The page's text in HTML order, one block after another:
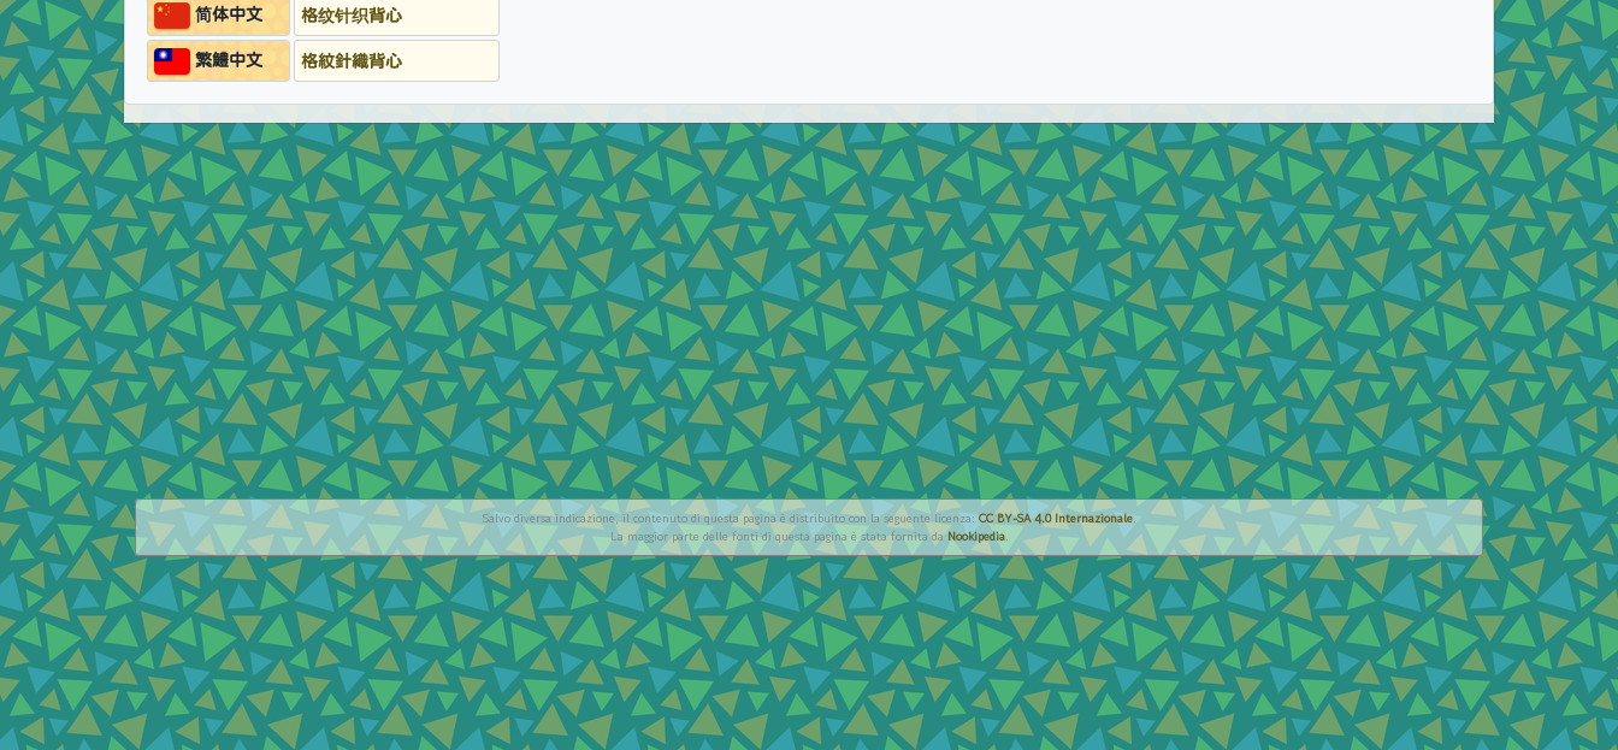
简体中文
格纹针织背心
繁鱧中文
格紋針織背心
Salvo diversa indicazione, il contenuto di questa pagina è distribuito con la seguente licenza: CC BY-SA 4.0 Internazionale.
La maggior parte delle fonti di questa pagina è stata fornita daNookipedia.